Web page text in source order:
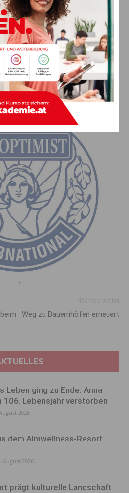
.
Weg zu Bauernhöfen erneuert
Leben ging zu Ende: Anna
106. Lebensjahr verstorben
2026
dem Almwellness-Resort
August 2026
prägt kulturelle Landschaft